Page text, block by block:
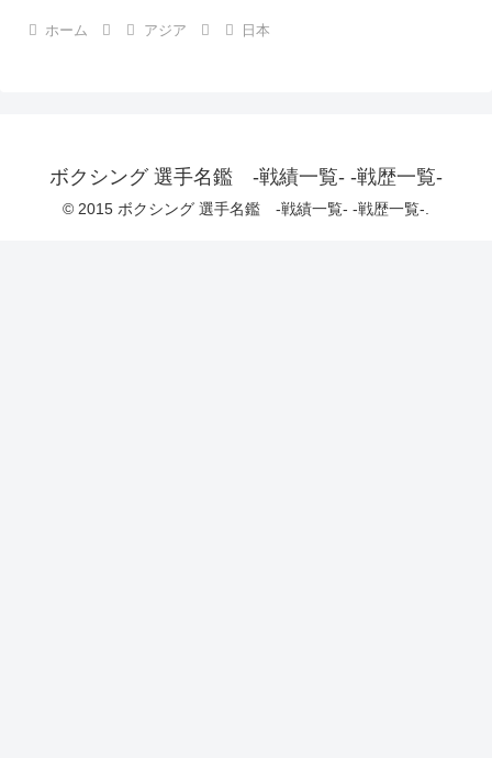
ホーム アジア 日本
ボクシング 選手名鑑 -戦績一覧- -戦歴一覧-
© 2015 ボクシング 選手名鑑 -戦績一覧- -戦歴一覧-.